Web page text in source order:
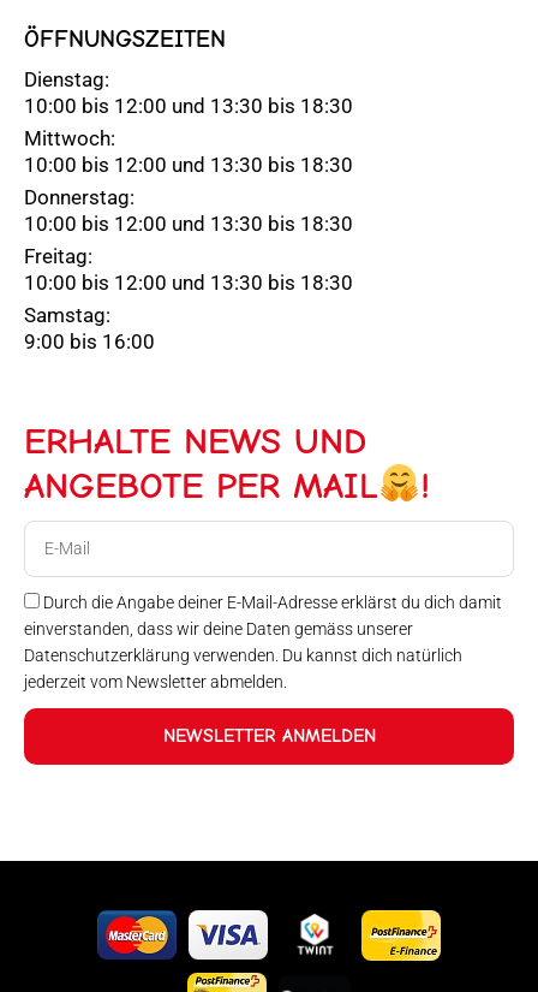
ÖFFNUNGSZEITEN
Dienstag:
10:00 bis 12:00 und 13:30 bis 18:30
Mittwoch:
10:00 bis 12:00 und 13:30 bis 18:30
Donnerstag:
10:00 bis 12:00 und 13:30 bis 18:30
Freitag:
10:00 bis 12:00 und 13:30 bis 18:30
Samstag:
9:00 bis 16:00
ERHALTE NEWS UND
ANGEBOTE PER MAIL
!
Durch die Angabe deiner E-Mail-Adresse erklärst du dich damit
einverstanden, dass wir deine Daten gemäss unserer
Datenschutzerklärung verwenden. Du kannst dich natürlich
jederzeit vom Newsletter abmelden.
NEWSLETTER ANMELDEN